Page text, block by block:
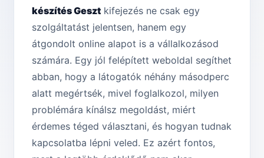
készítés Geszt kifejezés ne csak egy
szolgáltatást jelentsen, hanem egy
átgondolt online alapot is a vállalkozásod
számára. Egy jól felépített weboldal segíthet
abban, hogy a látogatók néhány másodperc
alatt megértsék, mivel foglalkozol, milyen
problémára kínálsz megoldást, miért
érdemes téged választani, és hogyan tudnak
kapcsolatba lépni veled. Ez azért fontos,